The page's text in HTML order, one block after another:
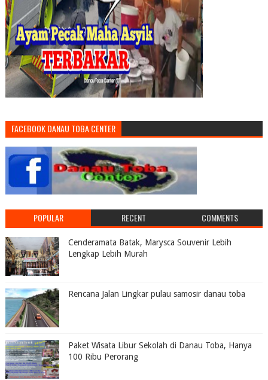
FACEBOOK DANAU TOBA CENTER
POPULAR RECENT COMMENTS
Cenderamata Batak, Marysca Souvenir Lebih
Lengkap Lebih Murah
Rencana Jalan Lingkar pulau samosir danau toba
Paket Wisata Libur Sekolah di Danau Toba, Hanya
100 Ribu Perorang